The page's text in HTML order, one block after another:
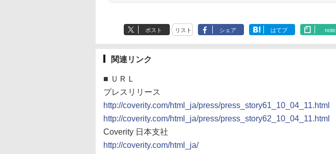
ポスト リスト シェア はてブ note
関連リンク
■ ＵＲＬ
プレスリリース
http://coverity.com/html_ja/press/press_story61_10_04_11.html
http://coverity.com/html_ja/press/press_story62_10_04_11.html
Coverity 日本支社
http://coverity.com/html_ja/